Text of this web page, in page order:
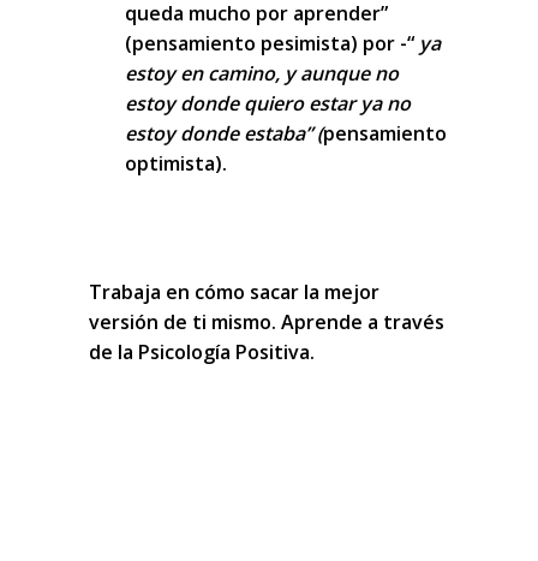
queda mucho por aprender”
(pensamiento pesimista) por -“ ya
estoy en camino, y aunque no
estoy donde quiero estar ya no
estoy donde estaba”(pensamiento
optimista).
Trabaja en cómo sacar la mejor
versión de ti mismo. Aprende a través
de la Psicología Positiva.